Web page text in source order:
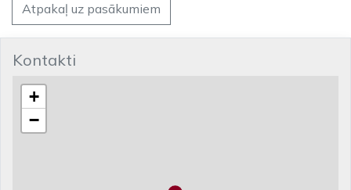
Atpakaļ uz pasākumiem
Kontakti
+
−